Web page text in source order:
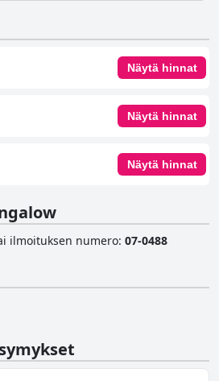
Näytä hinnat
Näytä hinnat
Näytä hinnat
ilmoituksen numero: 07-0488